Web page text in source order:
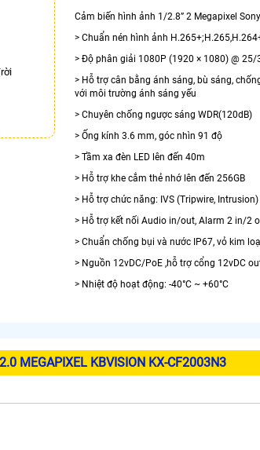
Cảm biến hình ảnh 1/2.8” 2 Megapixel
> Chuẩn nén hình ảnh
> Độ phân giải 1080P (1920 × 1080) @ 25/
> Hỗ trợ cân bằng ánh sáng, bù sáng,
với môi trường ánh sáng yếu
> Chuyên chống ngược sáng WDR(120dB)
> Ống kính 3.6 mm, góc nhìn 91 độ
> Tầm xa đèn LED lên đến 40m
> Hỗ trợ khe cắm thẻ nhớ lên đến 256GB
> Hỗ trợ chức năng: IVS (Tripwire, Intrusion)
> Hỗ trợ kết nối Audio in/out, Alarm 2 in/2
> Chuẩn chống bụi và nước IP67, vỏ kim
> Nguồn 12vDC/PoE ,hỗ trợ cổng 12vDC
> Nhiệt độ hoạt động: -40°C ~ +60°C
MEGAPIXEL KBVISION KX-CF2003N3